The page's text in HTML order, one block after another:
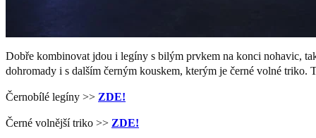
Dobře kombinovat jdou i legíny s bilým prvkem na konci nohavic,
dohromady i s dalším černým kouskem, kterým je černé volné triko.
Černobílé legíny >> ZDE!
Černé volnější triko >> ZDE!